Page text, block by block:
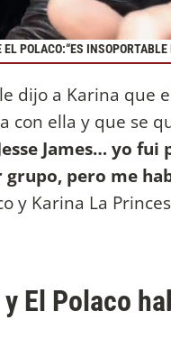
POLACO:“ES
dijo a Karina que
con ella y que se
James… yo
pero me
y Karina La
El Polaco